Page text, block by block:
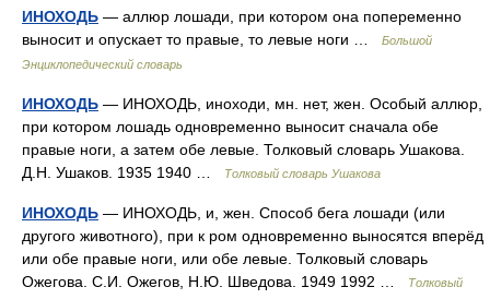
ИНОХОДЬ — аллюр лошади, при котором она попеременно
выносит и опускает то правые, то левые ноги …
Большой
Энциклопедический словарь
ИНОХОДЬ — ИНОХОДЬ, иноходи, мн. нет, жен. Особый аллюр,
при котором лошадь одновременно выносит сначала обе
правые ноги, а затем обе левые. Толковый словарь Ушакова.
Д.Н. Ушаков. 1935 1940 …
Толковый словарь Ушакова
ИНОХОДЬ — ИНОХОДЬ, и, жен. Способ бега лошади (или
другого животного), при к ром одновременно выносятся вперёд
или обе правые ноги, или обе левые. Толковый словарь
Ожегова. С.И. Ожегов, Н.Ю. Шведова. 1949 1992 …
Толковый